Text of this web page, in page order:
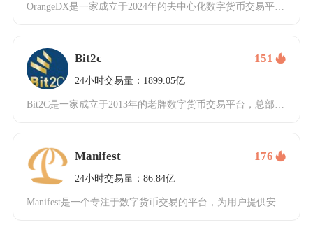
OrangeDX是一家成立于2024年的去中心化数字货币交易平台，专注于为用户提供安全、高
Bit2c 151
24小时交易量：1899.05亿
Bit2C是一家成立于2013年的老牌数字货币交易平台，总部位于以色列，是全球最早一批成立
Manifest 176
24小时交易量：86.84亿